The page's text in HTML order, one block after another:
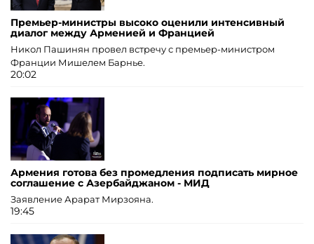
Премьер-министры высоко оценили интенсивный
диалог между Арменией и Францией
Никол Пашинян провел встречу с премьер-министром
Франции Мишелем Барнье.
20:02
Армения готова без промедления подписать мирное
соглашение с Азербайджаном - МИД
Заявление Арарат Мирзояна.
19:45